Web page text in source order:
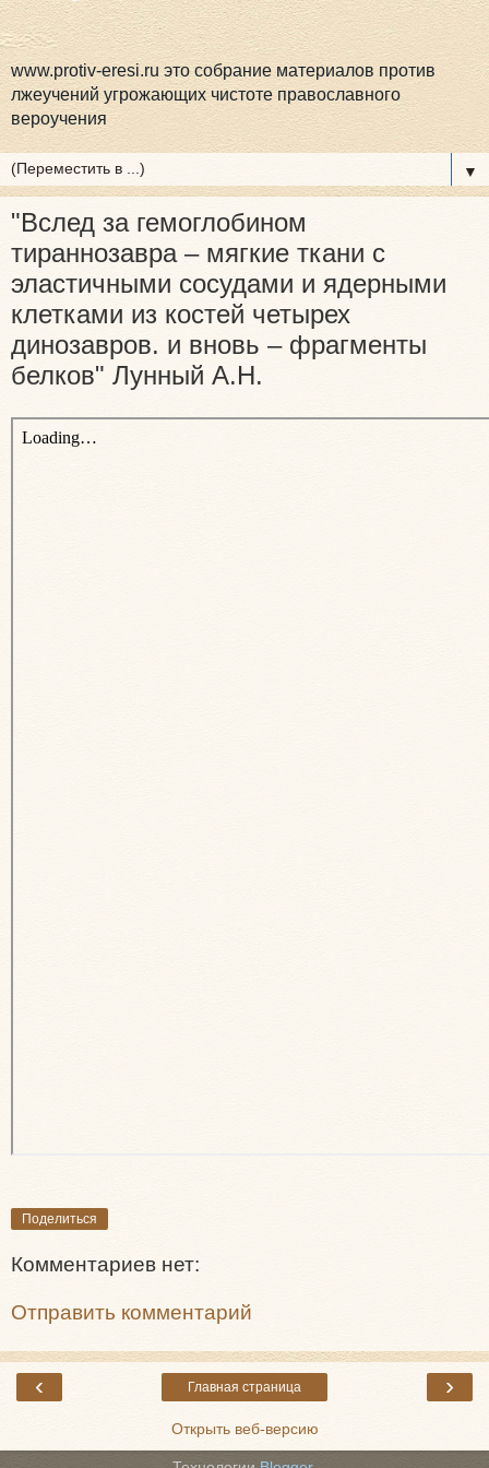
www.protiv-eresi.ru это собрание материалов против
лжеучений угрожающих чистоте православного
вероучения
▼
"Вслед за гемоглобином
тираннозавра – мягкие ткани с
эластичными сосудами и ядерными
клетками из костей четырех
динозавров. и вновь – фрагменты
белков" Лунный А.Н.
Поделиться
Комментариев нет:
Отправить комментарий
‹ ›
Главная страница
Открыть веб-версию